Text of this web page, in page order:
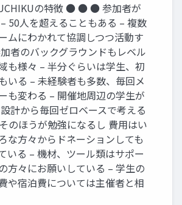
の特徴 ● ● ● 参加者が
50人を超えることもある – 複数
ムにわかれて協調しつつ活動す
者のバックグラウンドもレベル
も様々 – 半分ぐらいは学生、初
いる – 未経験者も多数、毎回メ
も変わる – 開催地周辺の学生が
計から毎回ゼロベースで考える
のほうが勉強になるし 費用はい
な方々からドネーションしても
いる – 機材、ツール類はサポー
方々にお願いしている – 学生の
や宿泊費については主催者と相